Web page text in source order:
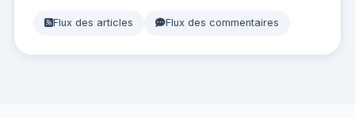
Flux des articles Flux des commentaires